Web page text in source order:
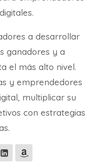
a desarrollar
ganadores y a
el más alto nivel.
y emprendedores
multiplicar su
con estrategias